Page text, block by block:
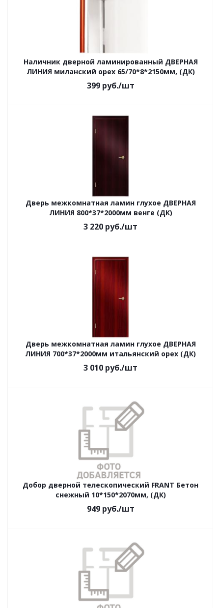
Наличник дверной ламинированный ДВЕРНАЯ
ЛИНИЯ миланский орех 65/70*8*2150мм, (ДК)
399руб./шт
Дверь межкомнатная ламин глухое ДВЕРНАЯ
ЛИНИЯ 800*37*2000мм венге (ДК)
3 220 руб./шт
Дверь межкомнатная ламин глухое ДВЕРНАЯ
ЛИНИЯ 700*37*2000мм итальянский орех (ДК)
3 010 руб./шт
Добор дверной телескопический FRANT Бетон
снежный 10*150*2070мм, (ДК)
949руб./шт